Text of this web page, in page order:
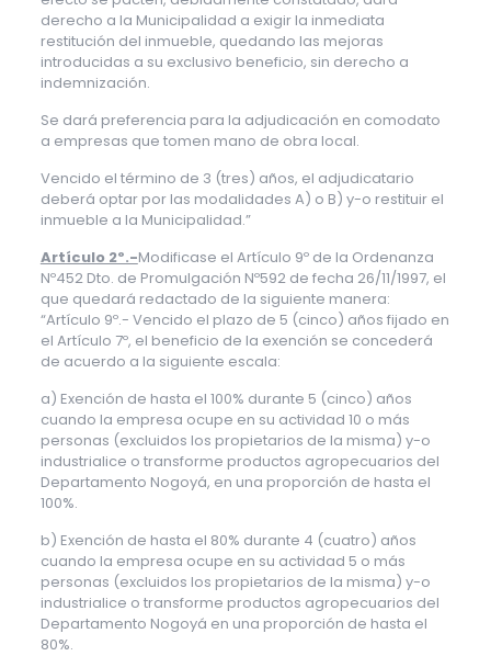
derecho a la Municipalidad a exigir la inmediata
restitución del inmueble, quedando las mejoras
introducidas a su exclusivo beneficio, sin derecho a
indemnización.
Se dará preferencia para la adjudicación en comodato
a empresas que tomen mano de obra local.
Vencido el término de 3 (tres) años, el adjudicatario
deberá optar por las modalidades A) o B) y-o restituir el
inmueble a la Municipalidad.”
Artículo 2º.-Modificase el Artículo 9º de la Ordenanza
Nº452 Dto. de Promulgación Nº592 de fecha 26/11/1997, el
que quedará redactado de la siguiente manera:
“Artículo 9º.- Vencido el plazo de 5 (cinco) años fijado en
el Artículo 7º, el beneficio de la exención se concederá
de acuerdo a la siguiente escala:
a) Exención de hasta el 100% durante 5 (cinco) años
cuando la empresa ocupe en su actividad 10 o más
personas (excluidos los propietarios de la misma) y-o
industrialice o transforme productos agropecuarios del
Departamento Nogoyá, en una proporción de hasta el
100%.
b) Exención de hasta el 80% durante 4 (cuatro) años
cuando la empresa ocupe en su actividad 5 o más
personas (excluidos los propietarios de la misma) y-o
industrialice o transforme productos agropecuarios del
Departamento Nogoyá en una proporción de hasta el
80%.